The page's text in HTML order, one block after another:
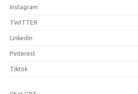
Instagram
TWITTER
Linkedin
Pinterest
Tiktok